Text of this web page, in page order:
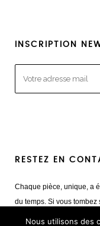
INSCRIPTION
RESTEZ EN
Chaque pièce, unique, a
du temps. Si vous
contacter
Nous utilisons des